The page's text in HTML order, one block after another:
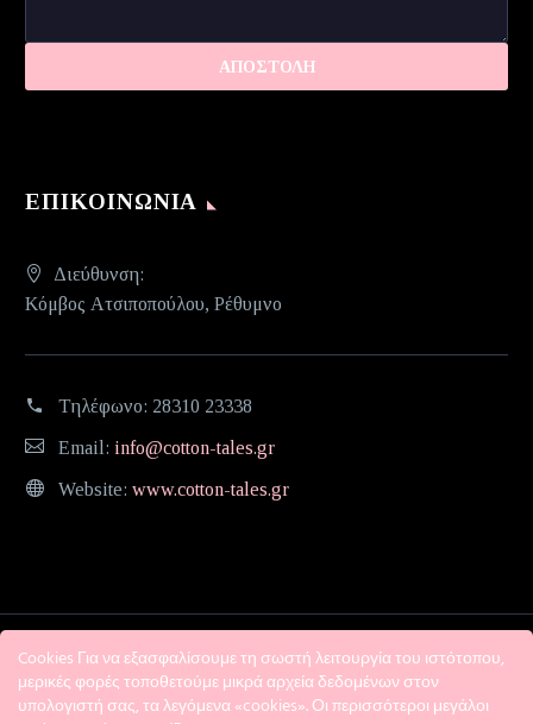
ΕΠΙΚΟΙΝΩΝΊΑ
Διεύθυνση:
Κόμβος Ατσιποπούλου, Ρέθυμνο
Τηλέφωνο: 28310 23338
Email: info@cotton-tales.gr
Website: www.cotton-tales.gr
Cookies Για να εξασφαλίσουμε τη σωστή λειτουργία του ιστότοπου,
μερικές φορές τοποθετούμε μικρά αρχεία δεδομένων στον
υπολογιστή σας, τα λεγόμενα «cookies». Οι περισσότεροι μεγάλοι